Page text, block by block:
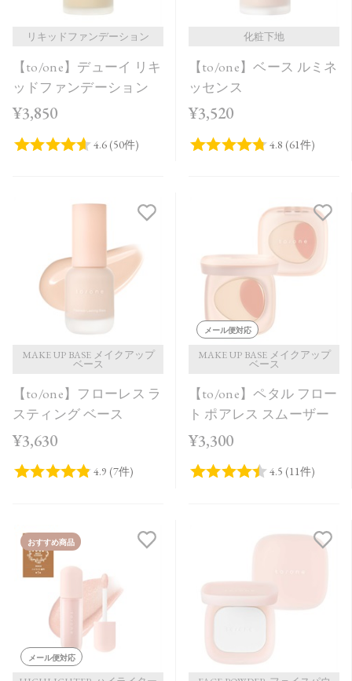
リキッドファンデーション
【to/one】デューイ リキ
ッドファンデーション
¥3,850
化粧下地
【to/one】ベース ルミネ
ッセンス
¥3,520
MAKE UP BASE メイクアップ
ベース
【to/one】フローレス ラ
スティング ベース
¥3,630
メール便対応
MAKE UP BASE メイクアップ
ベース
【to/one】ペタル フロー
ト ポアレス スムーザー
¥3,300
おすすめ商品
メール便対応